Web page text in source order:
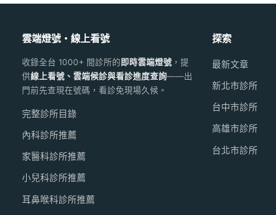
雲端燈號・線上看號
收錄全台 1000+ 間診所的 即時雲端燈號，提
供線上看號、雲端候診與看診進度查詢——出
門前先查現在號碼，看診免現場久候。
完整診所目錄
內科診所推薦
家醫科診所推薦
小兒科診所推薦
耳鼻喉科診所推薦
探索
最新文章
新北市診所
台中市診所
高雄市診所
台北市診所